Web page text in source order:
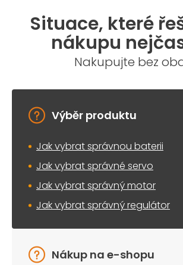
Situace, které
nákupu
Nakupujte bez
Výběr produktu
Jak vybrat správnou baterii
Jak vybrat správné servo
Jak vybrat správný motor
Jak vybrat správný regulátor
Nákup na e-shopu